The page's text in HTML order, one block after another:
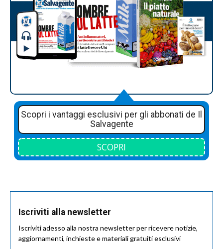
Scopri i vantaggi esclusivi per gli abbonati de Il
Salvagente
SCOPRI
Iscriviti alla newsletter
Iscriviti adesso alla nostra newsletter per ricevere notizie,
aggiornamenti, inchieste e materiali gratuiti esclusivi